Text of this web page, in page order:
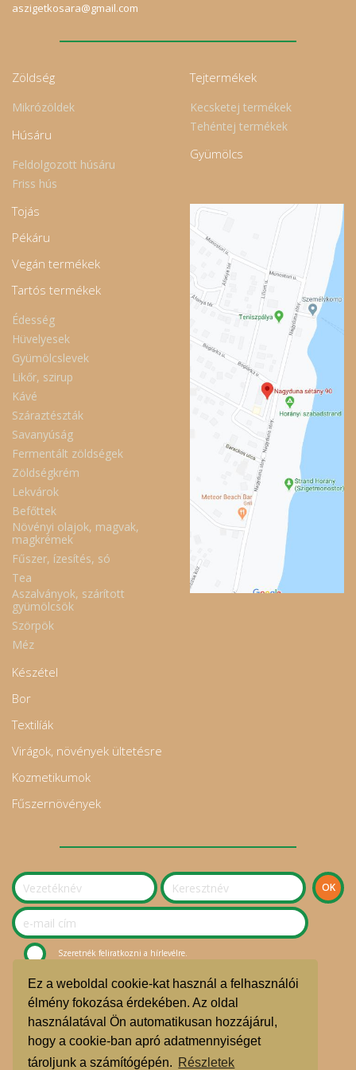
Ez a weboldal cookie-kat használ a felhasználói
élmény fokozása érdekében. Az oldal
használatával Ön automatikusan hozzájárul,
hogy a cookie-ban apró adatmennyiséget
tároljunk a számítógépén. Részletek
aszigetkosara@gmail.com
Zöldség
Mikrózöldek
Húsáru
Feldolgozott húsáru
Friss hús
Tejtermékek
Kecsketej termékek
Tehéntej termékek
Gyümölcs
Tojás
Pékáru
Vegán termékek
Tartós termékek
Édesség
Hüvelyesek
Gyümölcslevek
Likőr, szirup
Kávé
Száraztészták
Savanyúság
Fermentált zöldségek
Zöldségkrém
Lekvárok
Befőttek
Növényi olajok, magvak,
magkrémek
Fűszer, ízesítés, só
Tea
Aszalványok, szárított
gyümölcsök
Szörpök
Méz
Készétel
Bor
Textilíák
Virágok, növények ültetésre
Kozmetikumok
Fűszernövények
Szeretnék feliratkozni a hírlevélre.
© Sziget Kosara Bevásárlóközösség 2020.
ÁSZF
Adatvédelmi nyilatkozat